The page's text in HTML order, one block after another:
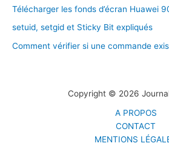
Télécharger les fonds d’écran Huawei
setuid, setgid et Sticky Bit expliqués
Comment vérifier si une commande
Copyright © 2026
A PROPOS
CONTACT
MENTIONS